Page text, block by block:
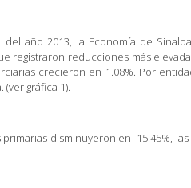
año 2013, la Economía de
registraron reducciones más
crecieron en 1.08%. Por
gráfica 1).
disminuyeron en -15.45%,